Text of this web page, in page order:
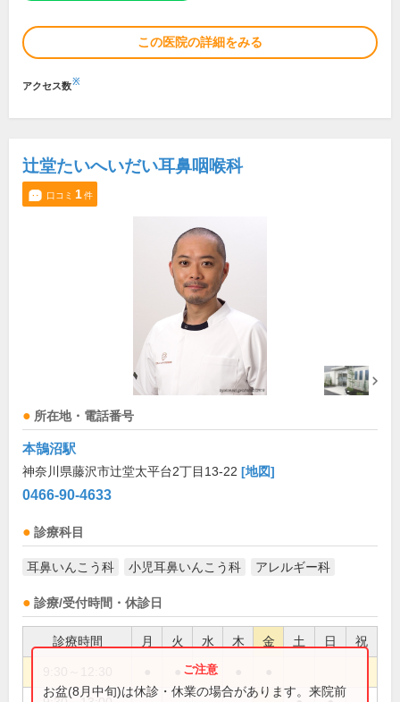
この医院の詳細をみる
アクセス数※
辻堂たいへいだい耳鼻咽喉科
口コミ 1件
所在地・電話番号
本鵠沼駅
神奈川県藤沢市辻堂太平台2丁目13-22 [地図]
0466-90-4633
診療科目
耳鼻いんこう科 小児耳鼻いんこう科 アレルギー科
診療/受付時間・休診日
診療時間 月 火 水 木 金 土 日 祝
お盆(8月中旬)は休診・休業の場合があります。来院前